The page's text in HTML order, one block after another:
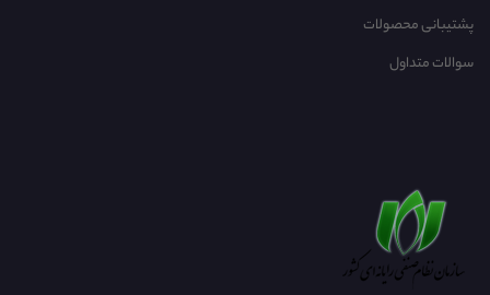
پشتیبانی محصولات
سوالات متداول